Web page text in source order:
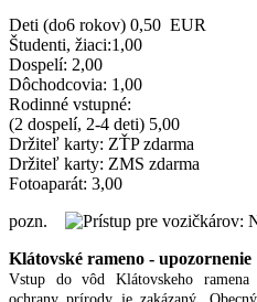
Deti (do6 rokov) 0,50 EUR
Študenti, žiaci:1,00
Dospelí: 2,00
Dôchodcovia: 1,00
Rodinné vstupné:
(2 dospelí, 2-4 deti) 5,00
Držiteľ karty: ZŤP zdarma
Držiteľ karty: ZMS zdarma
Fotoaparát: 3,00
pozn.
Klátovské rameno - upozornenie
Vstup do vôd Klátovskeho